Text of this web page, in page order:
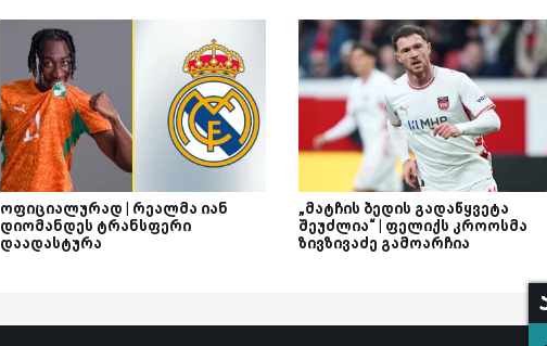
ოფიციალურად | რეალმა იან
დიომანდეს ტრანსფერი
დაადასტურა
„მატჩის ბედის გადაწყვეტა
შეუძლია“ | ფელიქს კროოსმა
ზივზივაძე გამოარჩია